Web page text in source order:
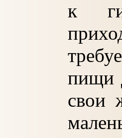
к
пищи
свои